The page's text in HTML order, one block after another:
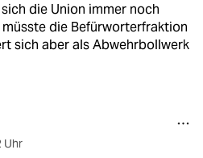
die Union immer noch
die Befürworterfraktion
sich aber als Abwehrbollwerk
Uhr